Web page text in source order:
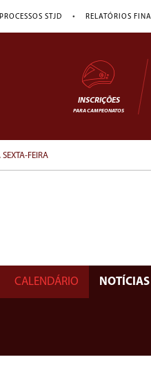
PROCESSOS STJD • RELATÓRIOS
INSCRIÇÕES
PARA CAMPEONATOS
FEIRA
CALENDÁRIO NOTÍCIAS